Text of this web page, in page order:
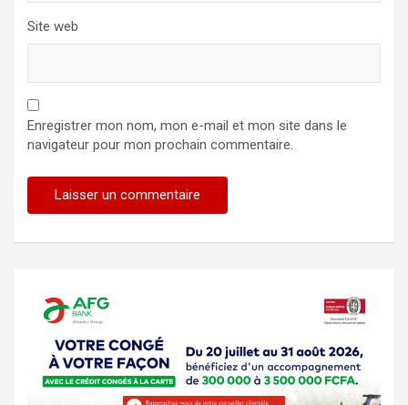
Site web
Enregistrer mon nom, mon e-mail et mon site dans le
navigateur pour mon prochain commentaire.